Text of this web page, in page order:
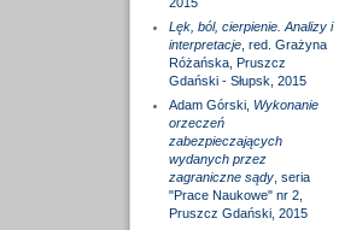
Lęk, ból, cierpienie. Analizy i
interpretacje, red. Grażyna
Różańska, Pruszcz
Gdański - Słupsk, 2015
Adam Górski, Wykonanie
orzeczeń
zabezpieczających
wydanych przez
zagraniczne sądy, seria
"Prace Naukowe" nr 2,
Pruszcz Gdański, 2015